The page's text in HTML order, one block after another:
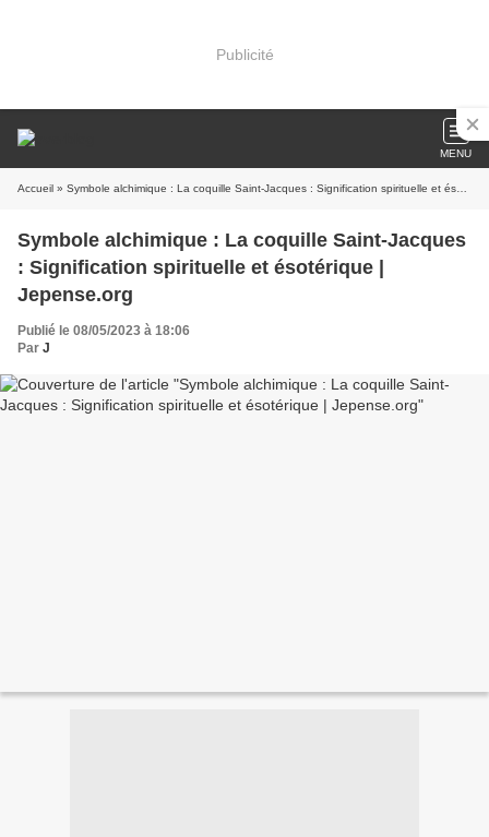
Publicité
MENU
Accueil » Symbole alchimique : La coquille Saint-Jacques : Signification spirituelle et ésotérique | Jepense.org
Symbole alchimique : La coquille Saint-Jacques
: Signification spirituelle et ésotérique |
Jepense.org
Publié le 08/05/2023 à 18:06
Par J